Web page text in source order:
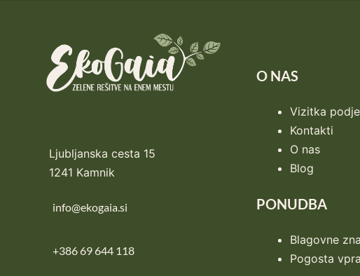
Ljubljanska cesta 15
1241 Kamnik
info@ekogaia.si
+386 69 644 118
O NAS
Vizitka
Kontakti
O nas
Blog
PONUDBA
Blagovne
Pogosta